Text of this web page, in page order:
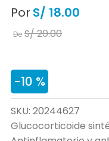
De S/20.00
PorS/ 18.00
-10 %
SKU: 20244627
Glucocorticoide